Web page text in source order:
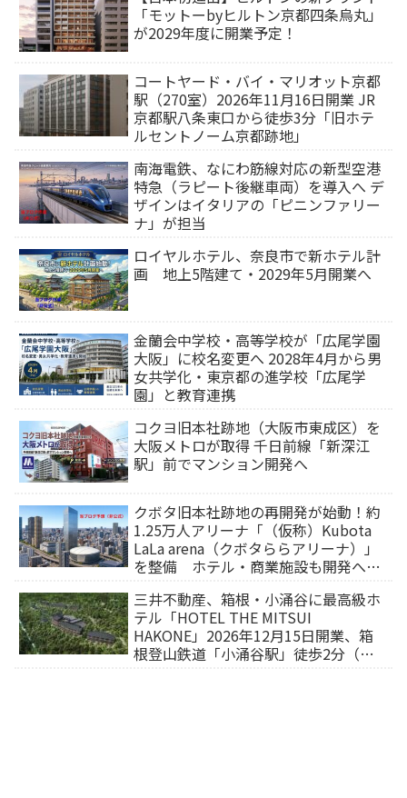
「モットーbyヒルトン京都四条烏丸」
が2029年度に開業予定！
コートヤード・バイ・マリオット京都
駅（270室）2026年11月16日開業 JR
京都駅八条東口から徒歩3分「旧ホテ
ルセントノーム京都跡地」
南海電鉄、なにわ筋線対応の新型空港
特急（ラピート後継車両）を導入へ デ
ザインはイタリアの「ピニンファリー
ナ」が担当
ロイヤルホテル、奈良市で新ホテル計
画 地上5階建て・2029年5月開業へ
金蘭会中学校・高等学校が「広尾学園
大阪」に校名変更へ 2028年4月から男
女共学化・東京都の進学校「広尾学
園」と教育連携
コクヨ旧本社跡地（大阪市東成区）を
大阪メトロが取得 千日前線「新深江
駅」前でマンション開発へ
クボタ旧本社跡地の再開発が始動！約
1.25万人アリーナ「（仮称）Kubota
LaLa arena（クボタららアリーナ）」
を整備 ホテル・商業施設も開発へ
三井不動産、箱根・小涌谷に最高級ホ
テル「HOTEL THE MITSUI
HAKONE」2026年12月15日開業、箱
根登山鉄道「小涌谷駅」徒歩2分（旅